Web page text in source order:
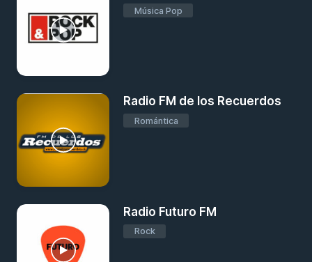
Música Pop
Radio FM de los Recuerdos
Romántica
Radio Futuro FM
Rock